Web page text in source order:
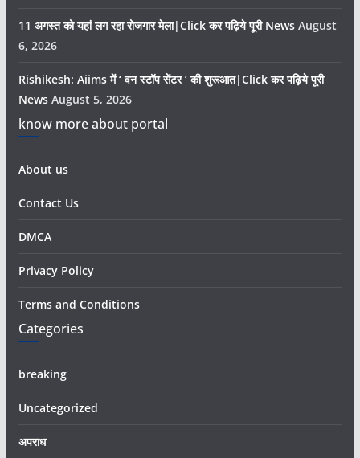
11 अगस्त को यहां लग रहा रोजगार मेला|Click कर पढ़िये पूरी News August
6, 2026
Rishikesh: Aiims में ‘ वन स्टॉप सेंटर ’ की शुरूआत|Click कर पढ़िये पूरी
News August 5, 2026
know more about portal
About us
Contact Us
DMCA
Privacy Policy
Terms and Conditions
Categories
breaking
Uncategorized
अपराध